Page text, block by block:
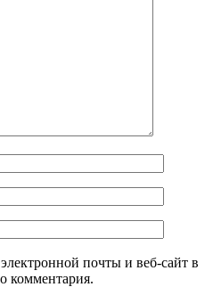
почты и веб-сайт в
комментария.